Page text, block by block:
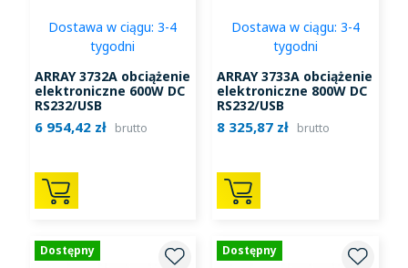
Dostawa w ciągu: 3-4
tygodni
ARRAY 3732A obciążenie
elektroniczne 600W DC
RS232/USB
6 954,42 zł brutto
Dostawa w ciągu: 3-4
tygodni
ARRAY 3733A obciążenie
elektroniczne 800W DC
RS232/USB
8 325,87 zł brutto
Dostępny Dostępny